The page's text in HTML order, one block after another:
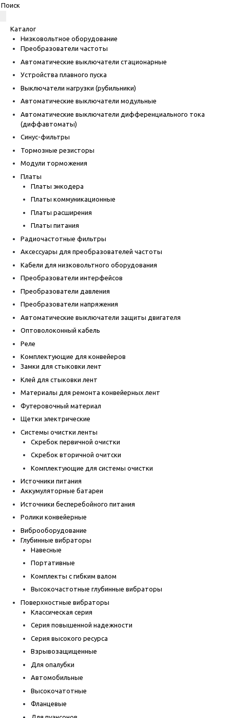
Каталог
Низковольтное оборудование
Преобразователи частоты
Автоматические выключатели стационарные
Устройства плавного пуска
Выключатели нагрузки (рубильники)
Автоматические выключатели модульные
Автоматические выключатели дифференциального тока
(диффавтоматы)
Синус-фильтры
Тормозные резисторы
Модули торможения
Платы
Платы энкодера
Платы коммуникационные
Платы расширения
Платы питания
Радиочастотные фильтры
Аксессуары для преобразователей частоты
Кабели для низковольтного оборудования
Преобразователи интерфейсов
Преобразователи давления
Преобразователи напряжения
Автоматические выключатели защиты двигателя
Оптоволоконный кабель
Реле
Комплектующие для конвейеров
Замки для стыковки лент
Клей для стыковки лент
Материалы для ремонта конвейерных лент
Футеровочный материал
Щетки электрические
Системы очистки ленты
Скребок первичной очистки
Скребок вторичной очитски
Комплектующие для системы очистки
Источники питания
Аккумуляторные батареи
Источники бесперебойного питания
Ролики конвейерные
Виброоборудование
Глубинные вибраторы
Навесные
Портативные
Комплекты с гибким валом
Высокочастотные глубинные вибраторы
Поверхностные вибраторы
Классическая серия
Серия повышенной надежности
Серия высокого ресурса
Взрывозащищенные
Для опалубки
Автомобильные
Высокочатотные
Фланцевые